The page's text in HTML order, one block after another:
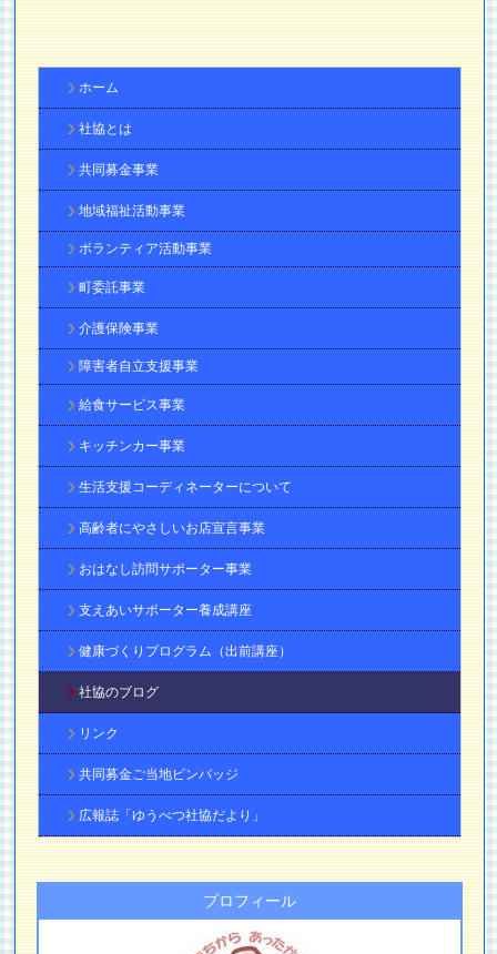
ホーム
社協とは
共同募金事業
地域福祉活動事業
ボランティア活動事業
町委託事業
介護保険事業
障害者自立支援事業
給食サービス事業
キッチンカー事業
生活支援コーディネーターについて
高齢者にやさしいお店宣言事業
おはなし訪問サポーター事業
支えあいサポーター養成講座
健康づくりプログラム（出前講座）
社協のブログ
リンク
共同募金ご当地ピンバッジ
広報誌「ゆうべつ社協だより」
プロフィール